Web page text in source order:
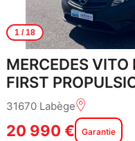
1/ 18
MERCEDES
FIRST
31670 Labège
20 990 € Garantie